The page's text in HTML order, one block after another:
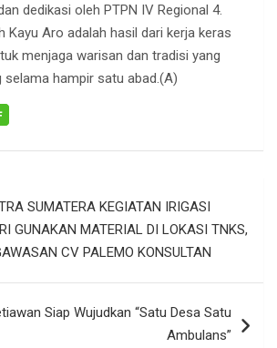
dedikasi oleh PTPN IV Regional 4.
Kayu Aro adalah hasil dari kerja keras
menjaga warisan dan tradisi yang
selama hampir satu abad.(A)
SUMATERA KEGIATAN IRIGASI
GUNAKAN MATERIAL DI LOKASI TNKS,
CV PALEMO KONSULTAN
Siap Wujudkan “Satu Desa Satu
Ambulans”